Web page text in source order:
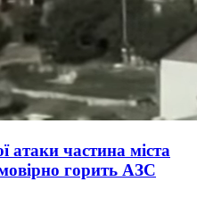
атаки частина міста
горить АЗС